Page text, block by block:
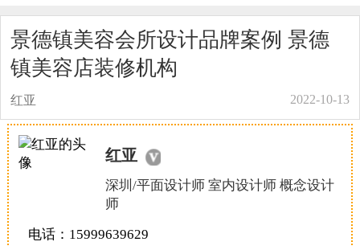
恭喜136****9807用户作品已成功备案！
恭喜150****6483用户作品已成功备案！
恭喜131****2473用户作品已成功备案！
恭喜159****4201用户作品已成功备案！
景德镇美容会所设计品牌案例 景德
镇美容店装修机构
红亚 2022-10-13
红亚
深圳/平面设计师 室内设计师 概念设计
师
电话：15999639629